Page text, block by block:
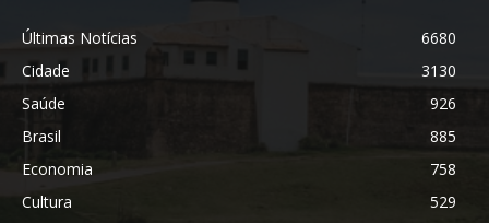
Últimas Notícias
6680
Cidade
3130
Saúde
926
Brasil
885
Economia
758
Cultura
529